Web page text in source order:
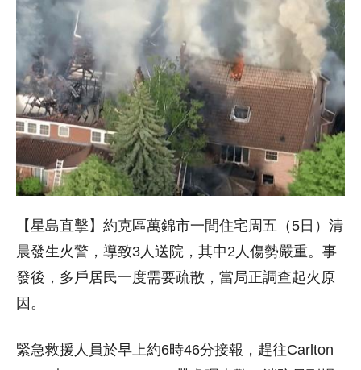
【星島直擊】約克區萬錦市一間住宅周五（5日）清
晨發生火警，導致3人送院，其中2人傷勢嚴重。事
發後，多戶居民一度需要疏散，當局正調查起火原
因。
緊急救援人員於早上約6時46分接報，趕往Carlton